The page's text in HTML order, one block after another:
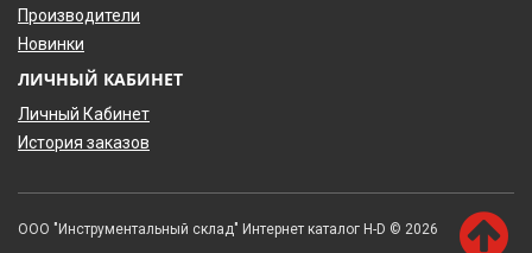
Производители
Новинки
ЛИЧНЫЙ КАБИНЕТ
Личный Кабинет
История заказов
ООО "Инструментальный склад" Интернет каталог H-D © 2026